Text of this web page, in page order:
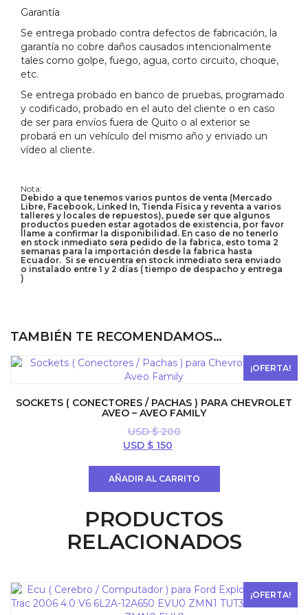
Garantía
Se entrega probado contra defectos de fabricación, la
garantía no cobre daños causados intencionalmente
tales como golpe, fuego, agua, corto circuito, choque,
etc.
Se entrega probado en banco de pruebas, programado
y codificado, probado en el auto del cliente o en caso
de ser para envíos fuera de Quito o al exterior se
probará en un vehículo del mismo año y enviado un
vídeo al cliente.
Nota:
Debido a que tenemos varios puntos de venta (Mercado
Libre, Facebook, Linked In, Tienda Física y reventa a varios
talleres y locales de repuestos), puede ser que algunos
productos pueden estar agotados de existencia, por favor
llame a confirmar la disponibilidad. En caso de no tenerlo
en stock inmediato sera pedido de la fabrica, esto toma 2
semanas para la importación desde la fabrica hasta
Ecuador. Si se encuentra en stock inmediato sera enviado
o instalado entre 1 y 2 días ( tiempo de despacho y entrega
)
TAMBIÉN TE RECOMENDAMOS…
¡OFERTA!
SOCKETS ( CONECTORES / PACHAS ) PARA CHEVROLET
AVEO – AVEO FAMILY
USD $200
El
$ 200.
USD $ 150
$ 150.
AÑADIR AL CARRITO
PRODUCTOS
RELACIONADOS
¡OFERTA!